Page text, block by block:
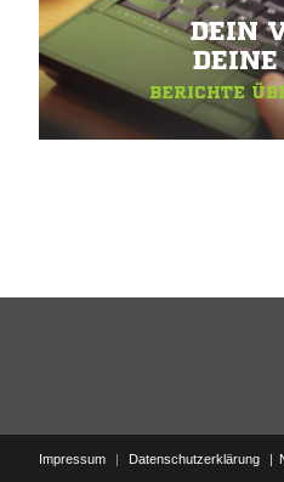
DEIN
BERICHTE
Impressum | Datenschutzerklärung